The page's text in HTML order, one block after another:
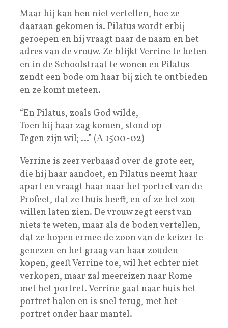
Maar hij kan hen niet vertellen, hoe ze
daaraan gekomen is. Pilatus wordt erbij
geroepen en hij vraagt naar de naam en het
adres van de vrouw. Ze blijkt Verrine te heten
en in de Schoolstraat te wonen en Pilatus
zendt een bode om haar bij zich te ontbieden
en ze komt meteen.
“En Pilatus, zoals God wilde,
Toen hij haar zag komen, stond op
Tegen zijn wil; …” (A 1500-02)
Verrine is zeer verbaasd over de grote eer,
die hij haar aandoet, en Pilatus neemt haar
apart en vraagt haar naar het portret van de
Profeet, dat ze thuis heeft, en of ze het zou
willen laten zien. De vrouw zegt eerst van
niets te weten, maar als de boden vertellen,
dat ze hopen ermee de zoon van de keizer te
genezen en het graag van haar zouden
kopen, geeft Verrine toe, wil het echter niet
verkopen, maar zal meereizen naar Rome
met het portret. Verrine gaat naar huis het
portret halen en is snel terug, met het
portret onder haar mantel.